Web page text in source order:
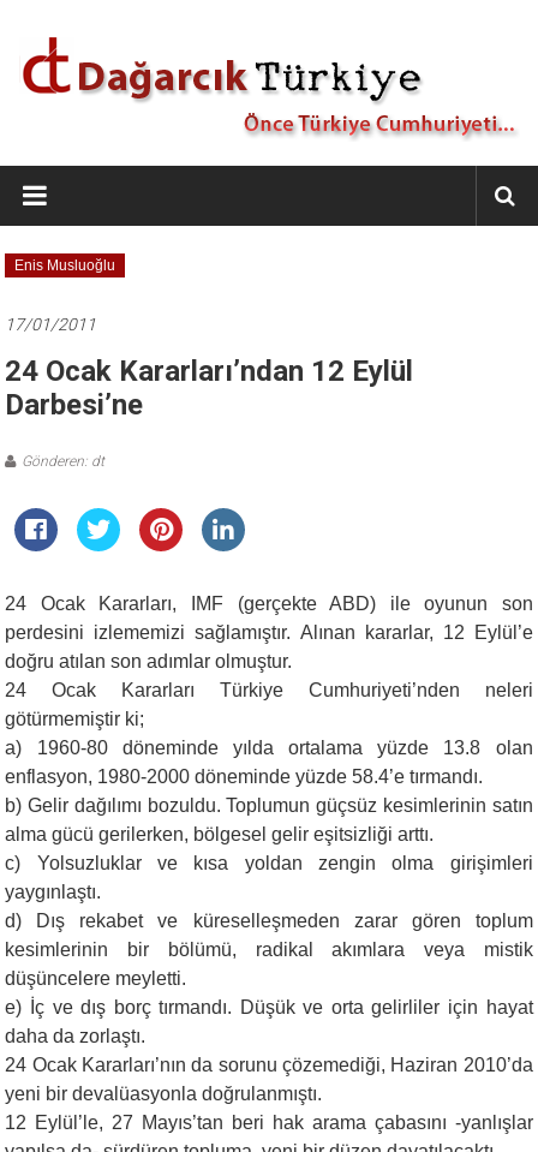
Dağarcık
Türkiye
Önce
Türkiye
Enis Musluoğlu
17/01/2011
24 Ocak Kararları’ndan 12 Eylül
Darbesi’ne
Gönderen: dt
24 Ocak Kararları, IMF (gerçekte ABD) ile oyunun son
perdesini izlememizi sağlamıştır. Alınan kararlar, 12 Eylül’e
doğru atılan son adımlar olmuştur.
24 Ocak Kararları Türkiye Cumhuriyeti’nden neleri
götürmemiştir ki;
a) 1960-80 döneminde yılda ortalama yüzde 13.8 olan
enflasyon, 1980-2000 döneminde yüzde 58.4’e tırmandı.
b) Gelir dağılımı bozuldu. Toplumun güçsüz kesimlerinin satın
alma gücü gerilerken, bölgesel gelir eşitsizliği arttı.
c) Yolsuzluklar ve kısa yoldan zengin olma girişimleri
yaygınlaştı.
d) Dış rekabet ve küreselleşmeden zarar gören toplum
kesimlerinin bir bölümü, radikal akımlara veya mistik
düşüncelere meyletti.
e) İç ve dış borç tırmandı. Düşük ve orta gelirliler için hayat
daha da zorlaştı.
24 Ocak Kararları’nın da sorunu çözemediği, Haziran 2010’da
yeni bir devalüasyonla doğrulanmıştı.
12 Eylül’le, 27 Mayıs’tan beri hak arama çabasını -yanlışlar